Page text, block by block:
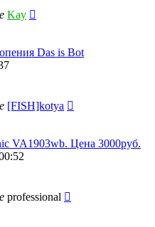
Kay
Das is Bot
[FISH]kotya
VA1903wb. Цена 3000руб.
professional